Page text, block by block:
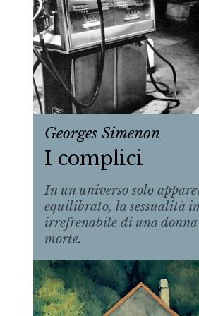
Georges Simenon
I complici
In un universo solo
equilibrato, la sessualità
irrefrenabile di una
morte.